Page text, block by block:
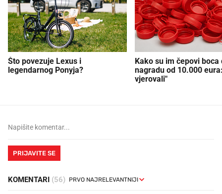
Što povezuje Lexus i
legendarnog Ponyja?
Kako su im čepovi boca
nagradu od 10.000
vjerovali"
PRIJAVITE SE
KOMENTARI (56)